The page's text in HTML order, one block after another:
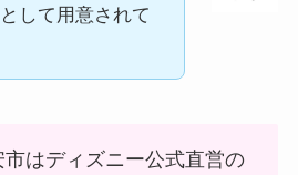
して用意されて
はディズニー公式直営の